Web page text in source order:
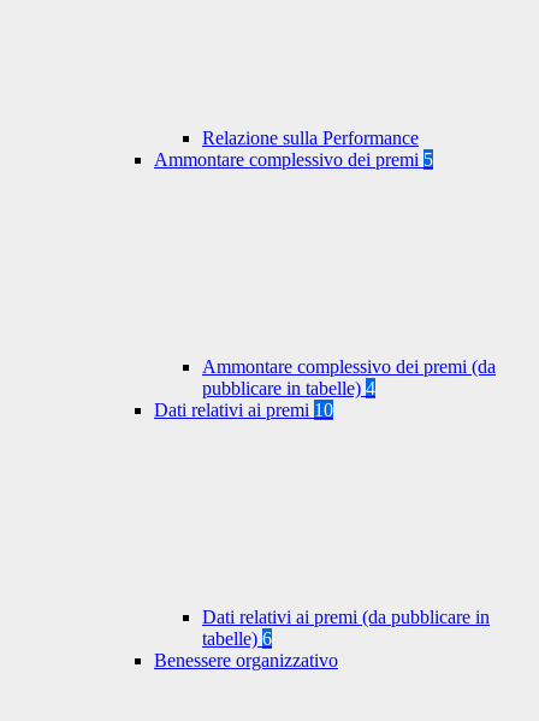
Relazione sulla Performance
Ammontare complessivo dei premi 5
Ammontare complessivo dei premi (da
pubblicare in tabelle) 4
Dati relativi ai premi 10
Dati relativi ai premi (da pubblicare in
tabelle) 6
Benessere organizzativo